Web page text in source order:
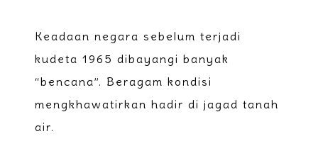
Keadaan negara sebelum terjadi
kudeta 1965 dibayangi banyak
“bencana”. Beragam kondisi
mengkhawatirkan hadir di jagad tanah
air.